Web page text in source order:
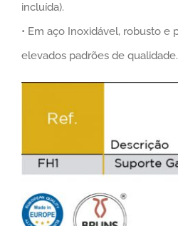
incluída).
• Em aço Inoxidável, robusto e
elevados padrões de qualidade.